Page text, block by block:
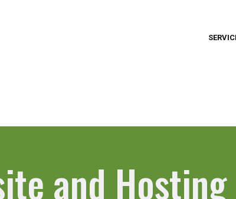
and Hosting